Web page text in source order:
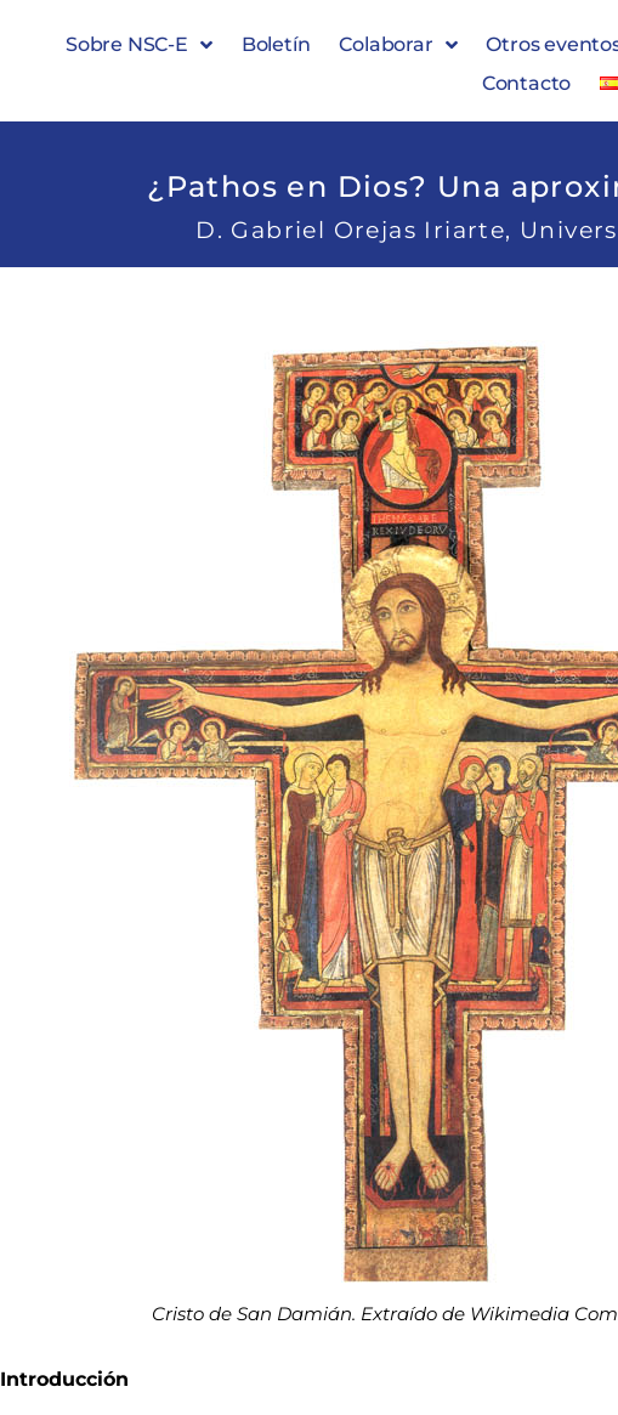
Sobre NSC-E Boletín Colaborar Otros
Contacto
¿Pathos en Dios? Una
D. Gabriel Orejas Iriarte,
Cristo de San Damián. Extraído de Wikimedia
Introducción